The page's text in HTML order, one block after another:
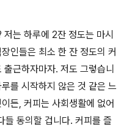
는 하루에 2잔 정도는 마시
인들은 최소 한 잔 정도의 커
근하자마자. 저도 그렇습니
를 시작하지 않은 것 같은 느
든, 커피는 사회생활에 없어
들 동의할 겁니다. 커피를 즐